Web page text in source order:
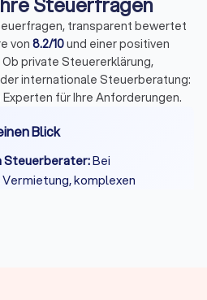
transparent bewertet
von 8.2/10und einer positiven
Ob private Steuererklärung,
internationale Steuerberatung:
für Ihre Anforderungen.
Blick
Steuerberater:Bei
komplexen